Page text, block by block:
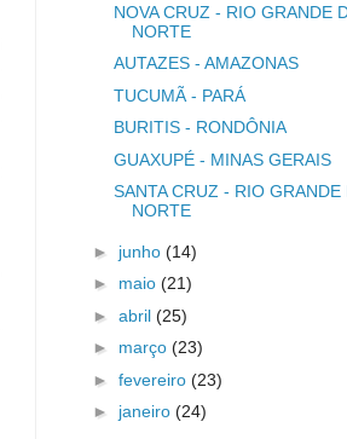
NOVA CRUZ - RIO GRANDE
NORTE
AUTAZES - AMAZONAS
TUCUMÃ - PARÁ
BURITIS - RONDÔNIA
GUAXUPÉ - MINAS GERAIS
SANTA CRUZ - RIO GRANDE
NORTE
► junho (14)
► maio (21)
► abril (25)
► março (23)
► fevereiro (23)
► janeiro (24)